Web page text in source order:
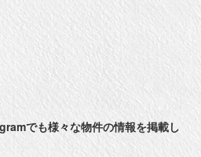
でも様々な物件の情報を掲載し